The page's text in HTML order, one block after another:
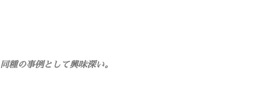
種の事例として興味深い。